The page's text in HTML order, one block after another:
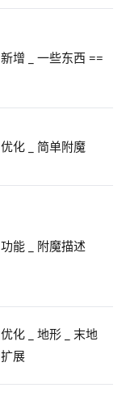
新增 _ 一些东西 ==
优化 _ 简单附魔
功能 _ 附魔描述
优化 _ 地形 _ 末地
扩展